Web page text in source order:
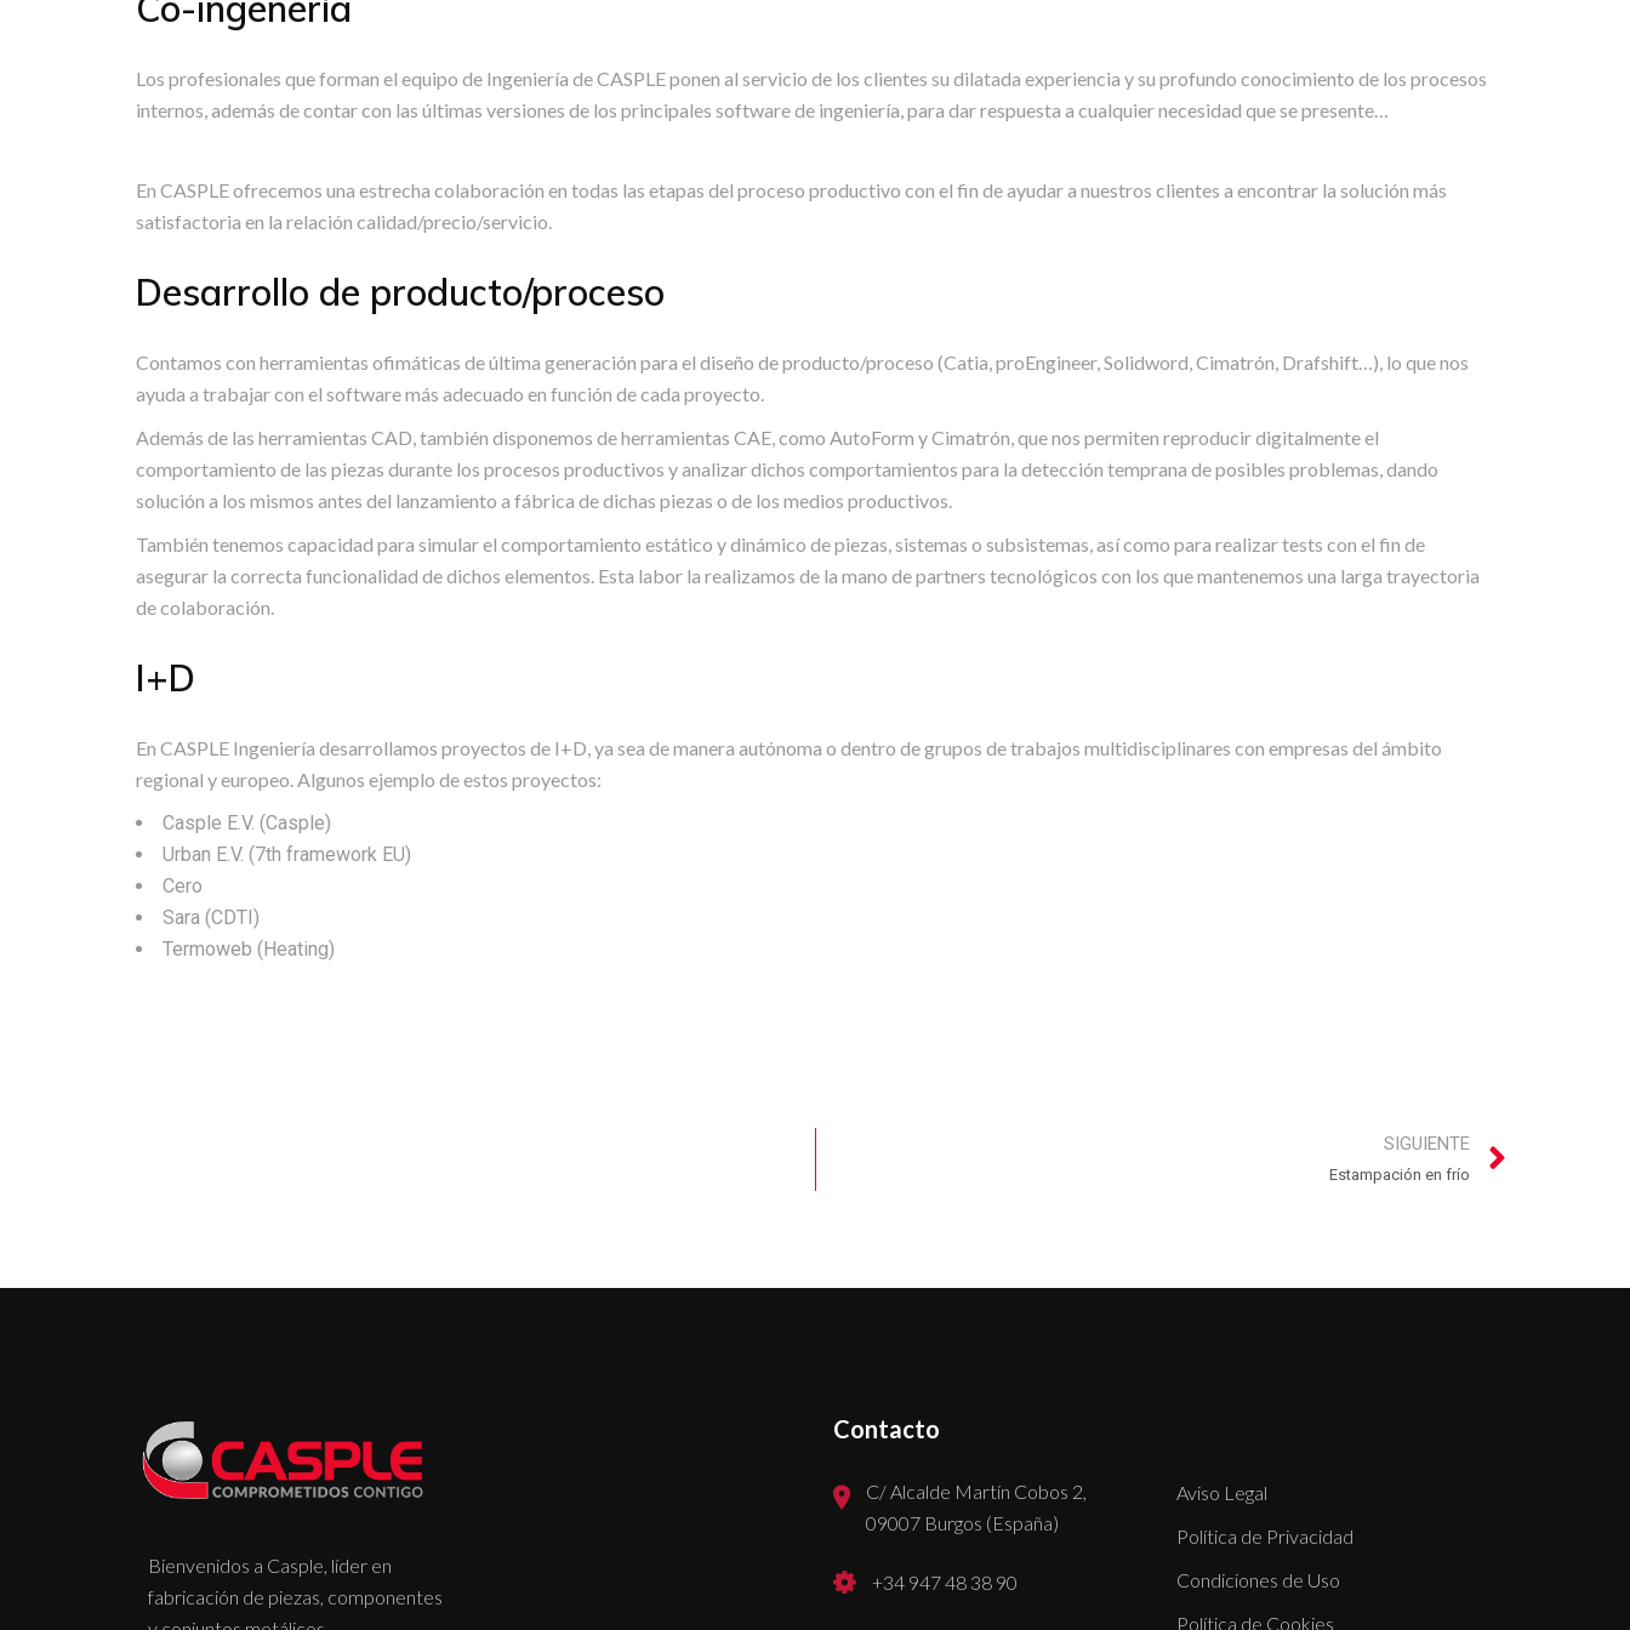
Los profesionales que forman el equipo de Ingeniería de CASPLE ponen al servicio de los clientes su dilatada experiencia y su profundo conocimiento de los procesos
internos, además de contar con las últimas versiones de los principales software de ingeniería, para dar respuesta a cualquier necesidad que se presente…
En CASPLE ofrecemos una estrecha colaboración en todas las etapas del proceso productivo con el fin de ayudar a nuestros clientes a encontrar la solución más
satisfactoria en la relación calidad/precio/servicio.
Desarrollo de producto/proceso
Contamos con herramientas ofimáticas de última generación para el diseño de producto/proceso (Catia, proEngineer, Solidword, Cimatrón, Drafshift…), lo que nos
ayuda a trabajar con el software más adecuado en función de cada proyecto.
Además de las herramientas CAD, también disponemos de herramientas CAE, como AutoForm y Cimatrón, que nos permiten reproducir digitalmente el
comportamiento de las piezas durante los procesos productivos y analizar dichos comportamientos para la detección temprana de posibles problemas, dando
solución a los mismos antes del lanzamiento a fábrica de dichas piezas o de los medios productivos.
También tenemos capacidad para simular el comportamiento estático y dinámico de piezas, sistemas o subsistemas, así como para realizar tests con el fin de
asegurar la correcta funcionalidad de dichos elementos. Esta labor la realizamos de la mano de partners tecnológicos con los que mantenemos una larga trayectoria
de colaboración.
I+D
En CASPLE Ingeniería desarrollamos proyectos de I+D, ya sea de manera autónoma o dentro de grupos de trabajos multidisciplinares con empresas del ámbito
regional y europeo. Algunos ejemplo de estos proyectos:
Casple E.V. (Casple)
Urban E.V. (7th framework EU)
Cero
Sara (CDTI)
Termoweb (Heating)
SIGUIENTE
Estampación en frío
Bienvenidos a Casple, líder en
fabricación de piezas, componentes
Contacto
C/ Alcalde Martín Cobos 2,
09007 Burgos (España)
+34 947 48 38 90
Aviso Legal
Política de Privacidad
Condiciones de Uso
Política de Cookies